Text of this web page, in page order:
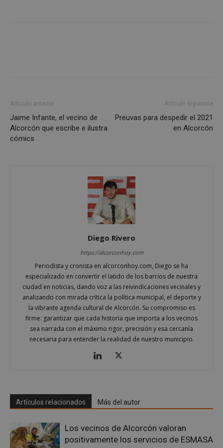
Artículo anterior
Jaime Infante, el vecino de
Alcorcón que escribe e ilustra
cómics
Artículo siguiente
Preuvas para despedir el 2021
en Alcorcón
Diego Rivero
https://alcorconhoy.com
Periodista y cronista en alcorconhoy.com, Diego se ha
especializado en convertir el latido de los barrios de nuestra
ciudad en noticias, dando voz a las reivindicaciones vecinales y
analizando con mirada crítica la política municipal, el deporte y
la vibrante agenda cultural de Alcorcón. Su compromiso es
firme: garantizar que cada historia que importa a los vecinos
sea narrada con el máximo rigor, precisión y esa cercanía
necesaria para entender la realidad de nuestro municipio.
Artículos relacionados Más del autor
Los vecinos de Alcorcón valoran
positivamente los servicios de ESMASA
AWSALBCORS
Amazon.com
Inc.
embed.bsky.app
1 semana
sp_landing
Spotify Inc.
23 horas 59